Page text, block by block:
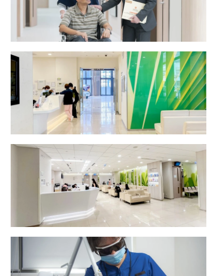
时段
剖腹
产 (择
时辰)
(时段
二)**
$16,800 $23,800
指定
时段
剖腹
时辰)
(时段
三)***
$33,800 $43,800 $56,800
紧急
剖腹
附加
$6,000 $8,500 $11,000
施行
放射治疗及肿瘤科中心
二十四小时门诊部 (普通科)
专科门诊部